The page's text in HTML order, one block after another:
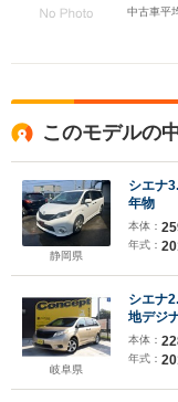
中古車平
このモデルの
静岡県
シエナ
年物
本体：
年式：
岐阜県
シエナ
地デジ
ジタル
ルあり
本体：
年式：